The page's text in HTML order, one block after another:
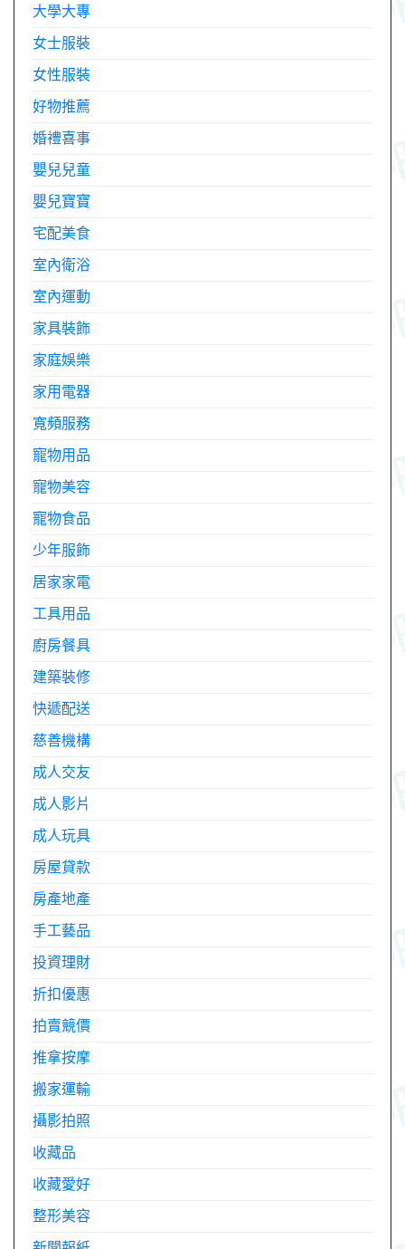
大學大專
女士服裝
女性服裝
好物推薦
婚禮喜事
嬰兒兒童
嬰兒寶寶
宅配美食
室內衛浴
室內運動
家具裝飾
家庭娛樂
家用電器
寬頻服務
寵物用品
寵物美容
寵物食品
少年服飾
居家家電
工具用品
廚房餐具
建築裝修
快遞配送
慈善機構
成人交友
成人影片
成人玩具
房屋貸款
房產地產
手工藝品
投資理財
折扣優惠
拍賣競價
推拿按摩
搬家運輸
攝影拍照
收藏品
收藏愛好
整形美容